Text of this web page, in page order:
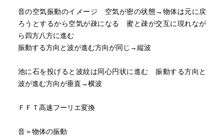
音の空気振動のイメージ 空気が密の状態→物体は元に戻
ろうとするから空気が疎になる 蜜と疎が交互に現れなが
ら四方八方に進む
振動する方向と波が進む方向が同じ→縦波
池に石を投げると波紋は同心円状に進む 振動する方向と
波が進む方向が垂直→横波
ＦＦＴ高速フーリエ変換
音＝物体の振動